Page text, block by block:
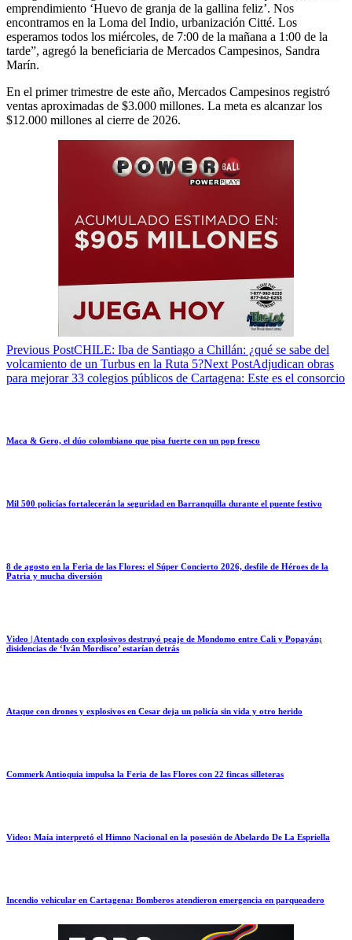
emprendimiento ‘Huevo de granja de la gallina feliz’. Nos
encontramos en la Loma del Indio, urbanización Citté. Los
esperamos todos los miércoles, de 7:00 de la mañana a 1:00 de la
tarde”, agregó la beneficiaria de Mercados Campesinos, Sandra
Marín.
En el primer trimestre de este año, Mercados Campesinos registró
ventas aproximadas de $3.000 millones. La meta es alcanzar los
$12.000 millones al cierre de 2026.
Previous PostCHILE: Iba de Santiago a Chillán: ¿qué se sabe del
volcamiento de un Turbus en la Ruta 5?Next PostAdjudican obras
para mejorar 33 colegios públicos de Cartagena: Este es el consorcio
Maca & Gero, el dúo colombiano que pisa fuerte con un pop fresco
Mil 500 policías fortalecerán la seguridad en Barranquilla durante el puente festivo
8 de agosto en la Feria de las Flores: el Súper Concierto 2026, desfile de Héroes de la
Patria y mucha diversión
Video | Atentado con explosivos destruyó peaje de Mondomo entre Cali y Popayán;
disidencias de ‘Iván Mordisco’ estarían detrás
Ataque con drones y explosivos en Cesar deja un policía sin vida y otro herido
Commerk Antioquia impulsa la Feria de las Flores con 22 fincas silleteras
Video: Maía interpretó el Himno Nacional en la posesión de Abelardo De La Espriella
Incendio vehicular en Cartagena: Bomberos atendieron emergencia en parqueadero